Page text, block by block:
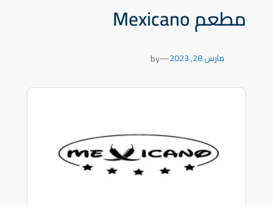
مطعم Mexicano
مارس 28, 2023 —
by